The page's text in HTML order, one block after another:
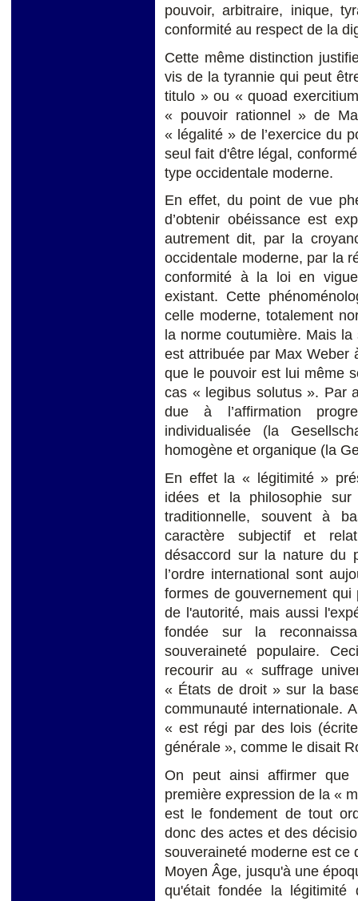
pouvoir, arbitraire, inique,
conformité au respect de la
Cette même distinction
vis de la tyrannie qui peut
titulo » ou « quoad
« pouvoir rationnel » de
« légalité » de l’exercice du
seul fait d'être légal,
type occidentale moderne.
En effet, du point de vue
d’obtenir obéissance est
autrement dit, par la
occidentale moderne, par la
conformité à la loi en
existant. Cette
celle moderne, totalement
la norme coutumière. Mais
est attribuée par Max Weber
que le pouvoir est lui même
cas « legibus solutus ». Par
due à l’affirmation
individualisée (la
homogène et organique (la
En effet la « légitimité »
idées et la philosophie sur
traditionnelle, souvent à
caractère subjectif et
désaccord sur la nature du
l’ordre international sont
formes de gouvernement
de l'autorité, mais aussi
fondée sur la
souveraineté populaire.
recourir au « suffrage
« États de droit » sur la
communauté internationale.
« est régi par des lois
générale », comme le disait
On peut ainsi affirmer que
première expression de la «
est le fondement de tout
donc des actes et des
souveraineté moderne est ce
Moyen Âge, jusqu'à une
qu'était fondée la